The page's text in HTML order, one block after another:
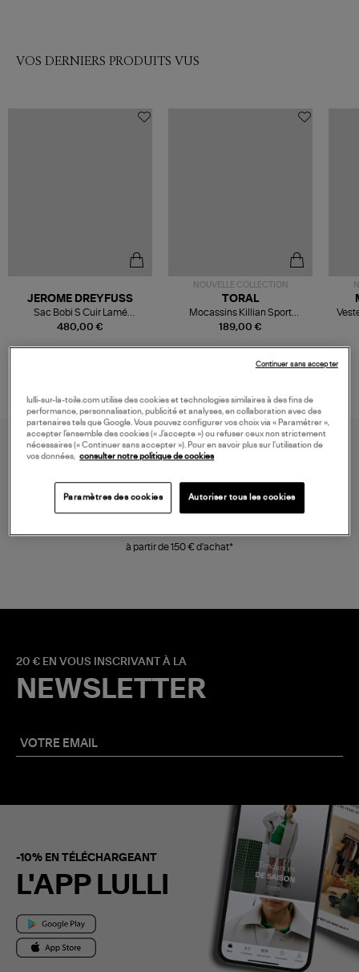
VOS DERNIERS PRODUITS VUS
480,00 €
JEROME DREYFUSS
Sac Bobi S Cuir Lamé
Champagne
NOUVELLE COLLECTION
189,00 €
TORAL
Mocassins Killian Sport
Mousse
à partir de 150 € d'achat*
20 € EN VOUS INSCRIVANT À LA
NEWSLETTER
-10% EN TÉLÉCHARGEANT
L'APP LULLI
lulli-sur-la-toile.com utilise des cookies et technologies similaires à des fins de
performance, personnalisation, publicité et analyses, en collaboration avec des
partenaires tels que Google. Vous pouvez configurer vos choix via « Paramétrer »,
accepter l’ensemble des cookies (« J’accepte ») ou refuser ceux non strictement
nécessaires (« Continuer sans accepter »). Pour en savoir plus sur l’utilisation de
vos données, consulter notre politique de cookies
Paramètres des cookies Autoriser tous les cookies
Continuer sans accepter